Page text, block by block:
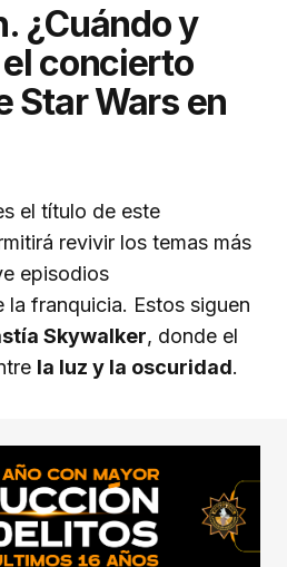
¿Cuándo y
concierto
Star Wars en
el título de este
revivir los temas más
episodios
franquicia. Estos siguen
Skywalker, donde el
la luz y la oscuridad.